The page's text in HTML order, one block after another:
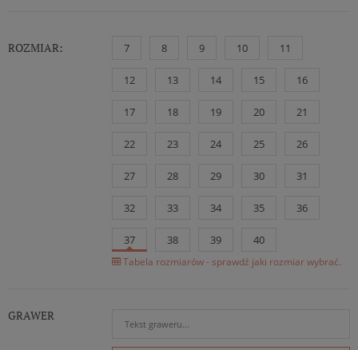
ROZMIAR: 7 8 9 10 11
12 13 14 15 16
17 18 19 20 21
22 23 24 25 26
27 28 29 30 31
32 33 34 35 36
37 38 39 40
Tabela rozmiarów - sprawdź jaki rozmiar wybrać.
GRAWER